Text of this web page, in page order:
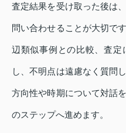
査定結果を受け取った後は
問い合わせることが大切で
辺類似事例との比較、査
し、不明点は遠慮なく質問
方向性や時期について対話
のステップへ進めます。